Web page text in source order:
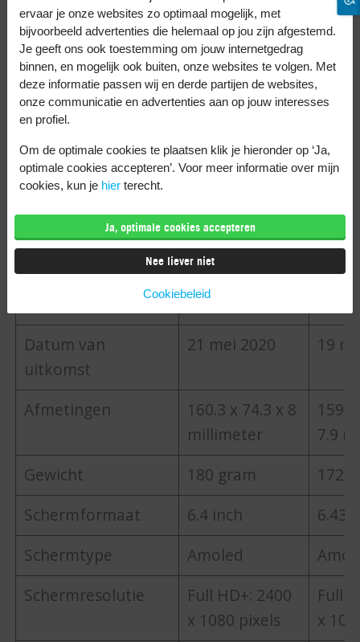
versus die van de Find
X3 Lite
Vind je het fijn om in een overzicht alle
verschillen tussen telefoons te zien? Ik heb
deze tabel voor je. Handig om zelf de OPPO
Find X2 Lite met de Find X3 Lite te
OPPO Find X2
Lite
Datum van
uitkomst
21 mei 2020 19
Afmetingen
160.3 x 74.3 x 8
millimeter
7.9
Gewicht
180 gram
172
Schermformaat
6.4 inch
6.43
Schermtype
Amoled
Schermresolutie
Full HD+: 2400
x 1080 pixels
Full
x
ervaar je onze websites zo optimaal mogelijk, met
bijvoorbeeld advertenties die helemaal op jou zijn afgestemd.
Je geeft ons ook toestemming om jouw internetgedrag
binnen, en mogelijk ook buiten, onze websites te volgen. Met
deze informatie passen wij en derde partijen de websites,
onze communicatie en advertenties aan op jouw interesses
en profiel.
Om de optimale cookies te plaatsen klik je hieronder op ‘Ja,
optimale cookies accepteren’. Voor meer informatie over mijn
cookies, kun je hier terecht.
Ja, optimale cookies accepteren
Nee liever niet
Cookiebeleid